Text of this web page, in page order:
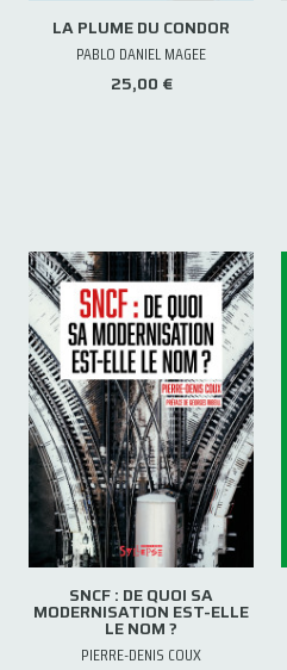
LA PLUME DU CONDOR
PABLO DANIEL MAGEE
25,00 €
SNCF : DE QUOI SA
MODERNISATION EST-ELLE
LE NOM ?
PIERRE-DENIS COUX